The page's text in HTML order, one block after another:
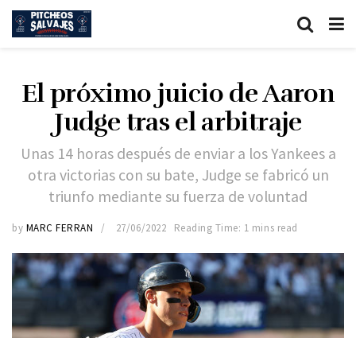
El próximo juicio de Aaron
Judge tras el arbitraje
Unas 14 horas después de enviar a los Yankees a
otra victorias con su bate, Judge se fabricó un
triunfo mediante su fuerza de voluntad
by MARC FERRAN 27/06/2022 Reading Time: 1 mins read